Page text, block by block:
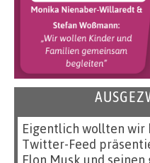
Eigentlich wollten wir
Twitter-Feed
Elon Musk und